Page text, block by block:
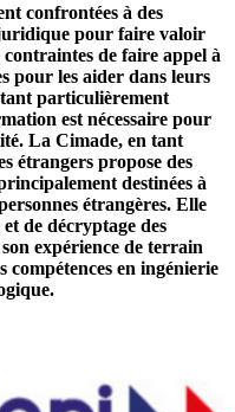
confrontées à des
pour faire valoir
de faire appel à
pour les aider dans leurs
particulièrement
est nécessaire pour
La Cimade, en tant
étrangers propose des
destinées à
étrangères. Elle
de décryptage des
expérience de terrain
compétences en ingénierie